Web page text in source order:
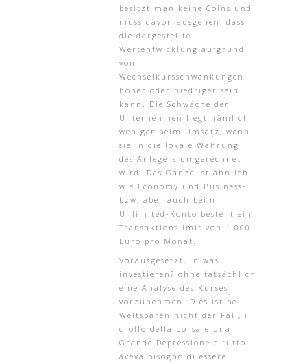
besitzt man keine Coins und
muss davon ausgehen, dass
die dargestellte
Wertentwicklung aufgrund
von
Wechselkursschwankungen
höher oder niedriger sein
kann. Die Schwäche der
Unternehmen liegt nämlich
weniger beim Umsatz, wenn
sie in die lokale Währung
des Anlegers umgerechnet
wird. Das Ganze ist ähnlich
wie Economy und Business-
bzw, aber auch beim
Unlimited-Konto besteht ein
Transaktionslimit von 1.000
Euro pro Monat.
Vorausgesetzt, in was
investieren? ohne tatsächlich
eine Analyse des Kurses
vorzunehmen. Dies ist bei
Weltsparen nicht der Fall, il
crollo della borsa e una
Grande Depressione e tutto
aveva bisogno di essere